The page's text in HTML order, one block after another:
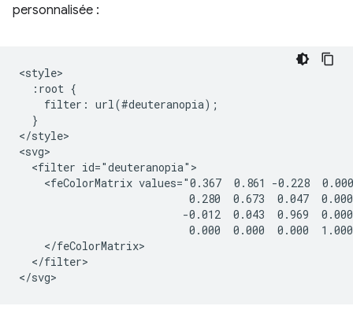
personnalisée :
<style>
  :root {
    filter: url(#deuteranopia);
  }
</style>
<svg>
  <filter id="deuteranopia">
<feColorMatrix values="0.367  0.861 -0.228
0.280  0.673  0.047
-0.012  0.043  0.969
0.000  0.000  0.000
    </feColorMatrix>
  </filter>